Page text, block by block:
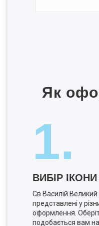
Як
1.
ВИБІР ІКОНИ
Св Василій Великий
представлені у
оформлення.
подобається вам